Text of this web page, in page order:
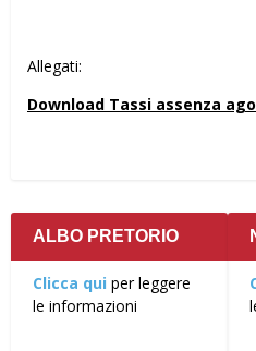
Allegati:
Download Tassi assenza
ALBO PRETORIO
Clicca qui per leggere
le informazioni